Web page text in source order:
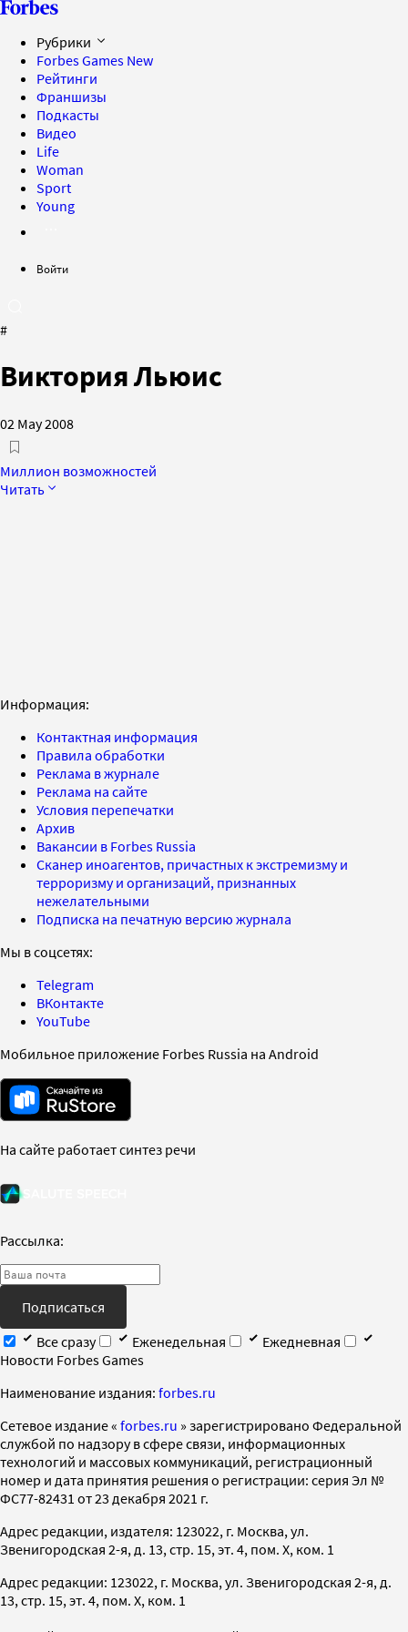
Рубрики
Forbes Games New
Рейтинги
Франшизы
Подкасты
Видео
Life
Woman
Sport
Young
Войти
#
Виктория Льюис
02 May 2008
Миллион возможностей
Читать
Информация:
Контактная информация
Правила обработки
Реклама в журнале
Реклама на сайте
Условия перепечатки
Архив
Вакансии в Forbes Russia
Сканер иноагентов, причастных к экстремизму и
терроризму и организаций, признанных
нежелательными
Подписка на печатную версию журнала
Мы в соцсетях:
Telegram
ВКонтакте
YouTube
Мобильное приложение Forbes Russia на Android
На сайте работает синтез речи
Рассылка:
Подписаться
Все сразу
Еженедельная
Ежедневная
Новости Forbes Games
Наименование издания: forbes.ru
Cетевое издание « forbes.ru » зарегистрировано Федеральной
службой по надзору в сфере связи, информационных
технологий и массовых коммуникаций, регистрационный
номер и дата принятия решения о регистрации: серия Эл №
ФС77-82431 от 23 декабря 2021 г.
Адрес редакции, издателя: 123022, г. Москва, ул.
Звенигородская 2-я, д. 13, стр. 15, эт. 4, пом. X, ком. 1
Адрес редакции: 123022, г. Москва, ул. Звенигородская 2-я, д.
13, стр. 15, эт. 4, пом. X, ком. 1